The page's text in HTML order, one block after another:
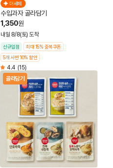
더세페
수입과자 골라담기
1,350원
내일 8/8(토) 도착
신규입점
최대 15% 중복쿠폰
5개 사면 10% 할인
4.4 (15)
골라담기